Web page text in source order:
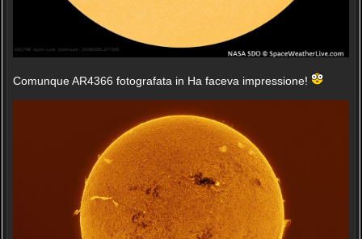
Comunque AR4366 fotografata in Ha faceva impressione!